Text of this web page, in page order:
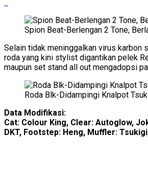
Spion Beat-Berlengan 2 Tone,
Selain tidak meninggalkan virus karbon
roda yang kini stylist digantikan pelek
maupun set stand all out mengadopsi
Roda Blk-Didampingi Knalpot
Data Modifikasi:
Cat: Colour King, Clear: Autoglow,
DKT, Footstep: Heng, Muffler: